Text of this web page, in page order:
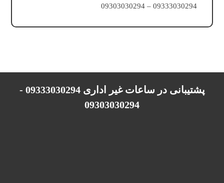
09333030294 – 09303030294
پشتیبانی در ساعات غیر اداری 09333030294 -
09303030294